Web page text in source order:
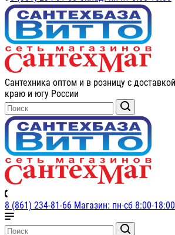
Сантехника оптом и в розницу с
краю и югу России
8 (861) 234-81-66 Магазин: пн-сб 8:00-18:00